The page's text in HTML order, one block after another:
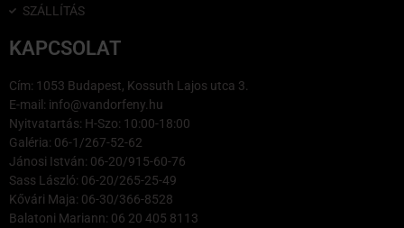
SZÁLLÍTÁS
KAPCSOLAT
Cím: 1053 Budapest, Kossuth Lajos utca 3.
E-mail: info@vandorfeny.hu
Nyitvatartás: H-Szo: 10:00-18:00
Galéria: 06-1/267-52-62
Jánosi István: 06-20/915-60-76
Sass László: 06-20/265-25-49
Kővári Maja: 06-30/366-8528
Balatoni Mariann: 06 20 405 8113